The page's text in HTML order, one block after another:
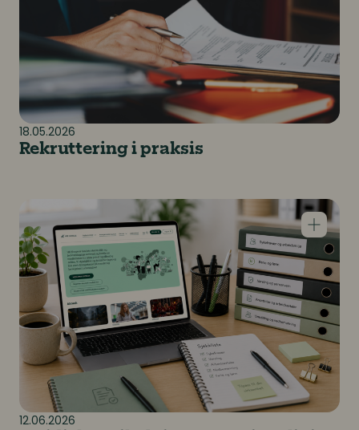
18.05.2026
Rekruttering i praksis
12.06.2026
Juridiske veiledninger, retningslinjer og maler